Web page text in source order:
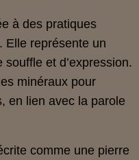
à des pratiques
Elle représente un
et d’expression.
minéraux pour
en lien avec la parole
comme une pierre